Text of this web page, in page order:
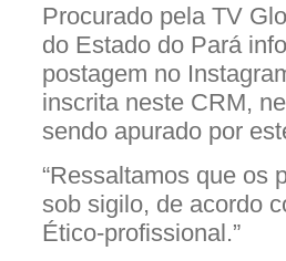
Procurado pela TV
do Estado do Pará
postagem no
inscrita neste CRM,
sendo apurado por
“Ressaltamos que os
sob sigilo, de acordo
Ético-profissional.”